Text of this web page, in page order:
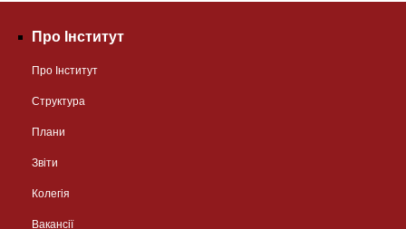
Про Інститут
Про Інститут
Структура
Плани
Звіти
Колегія
Вакансії